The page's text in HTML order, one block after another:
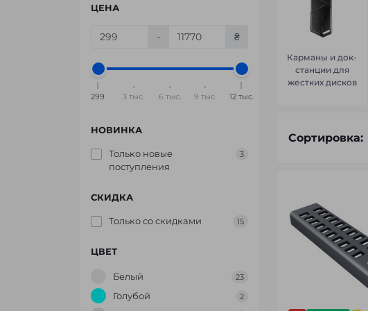
ЦЕНА
- ₴
299 3 тыс. 6 тыс. 9 тыс. 12 тыс.
НОВИНКА
Только новые
поступления
3
СКИДКА
Только со cкидками 15
ЦВЕТ
Белый 23
Голубой 2
Карманы и док-
станции для
жестких дисков
Сортировка: